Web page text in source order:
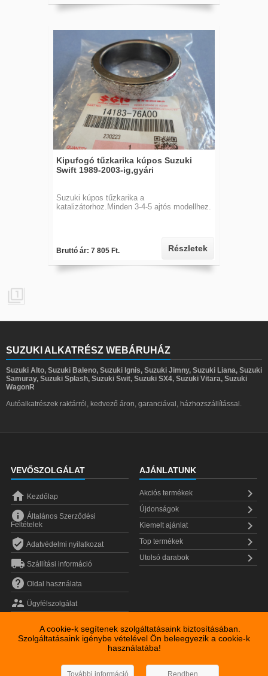
A cookie-k segítenek szolgáltatásaink biztosításában.
Szolgáltatásaink igénybe vételével Ön beleegyezik a cookie-k
használatába!
További információ Rendben
Kipufogó tűzkarika kúpos Suzuki
Swift 1989-2003-ig,gyári
Suzuki kúpos tűzkarika a
katalizátorhoz.Minden 3-4-5 ajtós modellhez.
Bruttó ár: 7 805 Ft. Részletek

SUZUKI ALKATRÉSZ WEBÁRUHÁZ
Suzuki Alto, Suzuki Baleno, Suzuki Ignis, Suzuki Jimny, Suzuki Liana, Suzuki
Samuray, Suzuki Splash, Suzuki Swit, Suzuki SX4, Suzuki Vitara, Suzuki
WagonR
Autóalkatrészek raktárról, kedvező áron, garanciával, házhozszállítással.
VEVŐSZOLGÁLAT
 Kezdőlap
 Általános Szerződési
Feltételek
 Adatvédelmi nyilatkozat
 Szállítási információ
 Oldal használata
 Ügyfélszolgálat
AJÁNLATUNK
Akciós termékek 
Újdonságok 
Kiemelt ajánlat 
Top termékek 
Utolsó darabok 
Copyright © 2026
Sonkoly János EV.